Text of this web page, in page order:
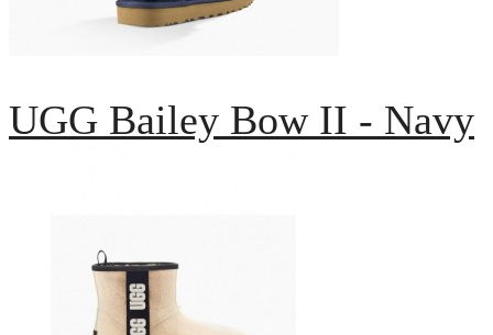
UGG Bailey Bow II - Navy